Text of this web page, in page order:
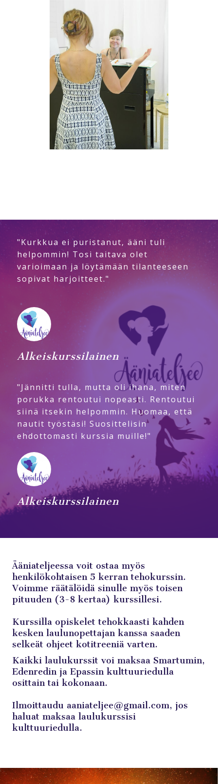
"Kurkkua ei puristanut, ääni tuli
helpommin! Tosi taitava olet
varioimaan ja löytämään tilanteeseen
sopivat harjoitteet."
Alkeiskurssilainen
"Jännitti tulla, mutta oli ihana, miten
porukka rentoutui nopeasti. Rentoutui
siinä itsekin helpommin. Huomaa, että
nautit työstäsi! Suosittelisin
ehdottomasti kurssia muille!"
Alkeiskurssilainen
Ääniateljeessa voit ostaa myös
henkilökohtaisen 5 kerran tehokurssin.
Voimme räätälöidä sinulle myös toisen
pituuden (3-8 kertaa) kurssillesi.
Kurssilla opiskelet tehokkaasti kahden
kesken laulunopettajan kanssa saaden
selkeät ohjeet kotitreeniä varten.
Kaikki laulukurssit voi maksaa Smartumin,
Edenredin ja Epassin kulttuuriedulla
osittain tai kokonaan.
Ilmoittaudu aaniateljee@gmail.com, jos
haluat maksaa laulukurssisi
kulttuuriedulla.